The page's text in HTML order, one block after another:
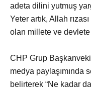
adeta dilini yutmuş
Yeter artık, Allah
olan millete ve devlete
CHP Grup
medya paylaşımında
belirterek “Ne kadar